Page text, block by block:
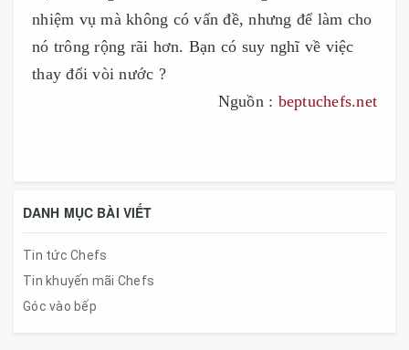
nhiệm vụ mà không có vấn đề, ​​nhưng để làm cho
nó trông rộng rãi hơn. Bạn có suy nghĩ về việc
thay đổi vòi nước ?
Nguồn : beptuchefs.net
DANH MỤC BÀI VIẾT
Tin tức Chefs
Tin khuyến mãi Chefs
Góc vào bếp